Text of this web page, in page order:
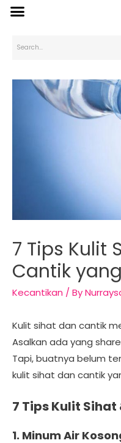
7 Tips Kulit
Cantik
Kecantikan / By
Kulit sihat dan cantik
Asalkan ada yang
Tapi, buatnya belum
kulit sihat dan cantik
7 Tips Kulit
1. Minum Air